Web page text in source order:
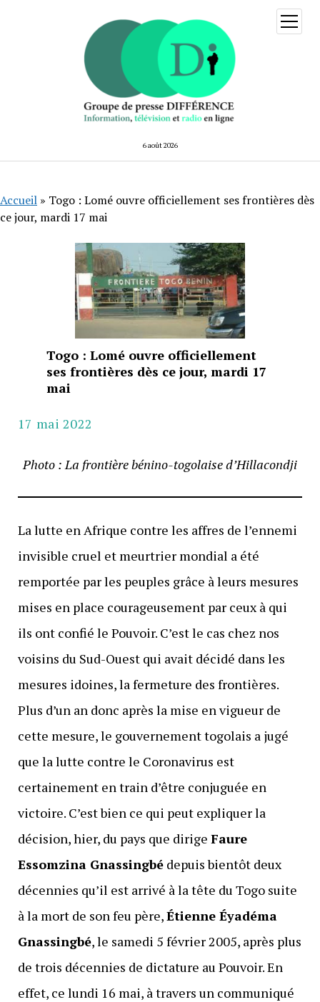
6 août 2026
ouvrir
menu
Accueil » Togo : Lomé ouvre officiellement ses frontières dès
ce jour, mardi 17 mai
Togo : Lomé ouvre officiellement
ses frontières dès ce jour, mardi 17
mai
17 mai 2022
Photo : La frontière bénino-togolaise d’Hillacondji
La lutte en Afrique contre les affres de l’ennemi
invisible cruel et meurtrier mondial a été
remportée par les peuples grâce à leurs mesures
mises en place courageusement par ceux à qui
ils ont confié le Pouvoir. C’est le cas chez nos
voisins du Sud-Ouest qui avait décidé dans les
mesures idoines, la fermeture des frontières.
Plus d’un an donc après la mise en vigueur de
cette mesure, le gouvernement togolais a jugé
que la lutte contre le Coronavirus est
certainement en train d’être conjuguée en
victoire. C’est bien ce qui peut expliquer la
décision, hier, du pays que dirige Faure
Essomzina Gnassingbédepuis bientôt deux
décennies qu’il est arrivé à la tête du Togo suite
à la mort de son feu père,Étienne Éyadéma
Gnassingbé, le samedi 5 février 2005, après plus
de trois décennies de dictature au Pouvoir. En
effet, ce lundi 16 mai, à travers un communiqué